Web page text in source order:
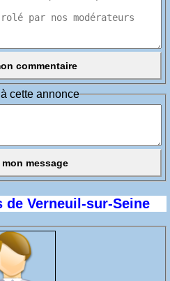
cette annonce
Verneuil-sur-Seine